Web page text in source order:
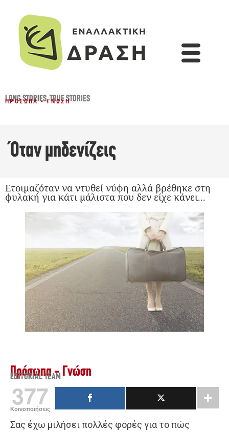
LONG STORIES,TRUE STORIES
ΠΡΌΣΩΠΑ - ΓΝΏΣΗ
Όταν μηδενίζεις
Ετοιμαζόταν να ντυθεί νύφη αλλά βρέθηκε στη
φυλακή για κάτι μάλιστα που δεν είχε κάνει...
Πρόσωπα - Γνώση
EDITORIAL TEAM
377
Κοινοποιήσεις
Σας έχω μιλήσει πολλές φορές για το πώς